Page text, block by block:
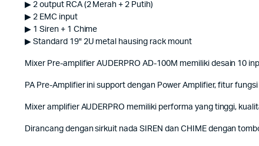
▶ 2 output RCA (2 Merah + 2 Putih)
▶ 2 EMC input
▶ 1 Siren + 1 Chime
▶ Standard 19" 2U metal hausing rack mount
Mixer Pre-amplifier AUDERPRO AD-100M memiliki desain 10
PA Pre-Amplifier ini support dengan Power Amplifier, fitur
Mixer amplifier AUDERPRO memiliki performa yang tinggi,
Dirancang dengan sirkuit nada SIREN dan CHIME dengan